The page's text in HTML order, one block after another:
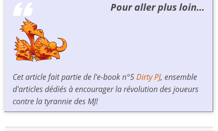
Pour aller plus loin…
Cet article fait partie de l'e-book n°5Dirty PJ, ensemble
d'articles dédiés à encourager la révolution des joueurs
contre la tyrannie des MJ!